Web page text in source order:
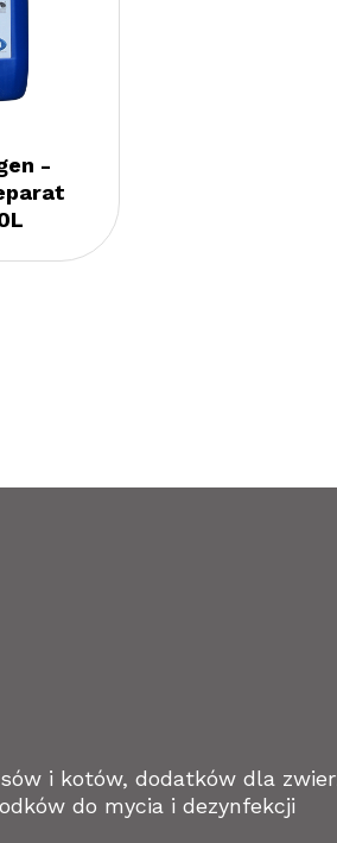
-
i kotów, dodatków dla
do mycia i dezynfekcji